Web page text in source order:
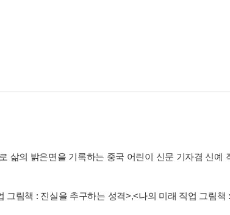
삶의 밝은면을 기록하는 중국 어린이 신문 기자겸 신예
그림책 : 진실을 추구하는 성격>,<나의 미래 직업 그림책